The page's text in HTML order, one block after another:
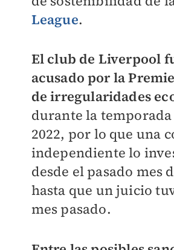
League.
El club de Liverpool
acusado por la
de irregularidades
durante la temporada
2022, por lo que una
independiente lo
desde el pasado mes
hasta que un juicio
mes pasado.